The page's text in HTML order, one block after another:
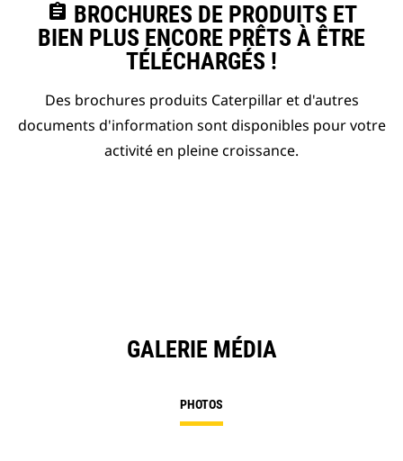
assignment BROCHURES DE PRODUITS ET
BIEN PLUS ENCORE PRÊTS À ÊTRE
TÉLÉCHARGÉS !
Des brochures produits Caterpillar et d'autres
documents d'information sont disponibles pour votre
activité en pleine croissance.
GALERIE MÉDIA
PHOTOS